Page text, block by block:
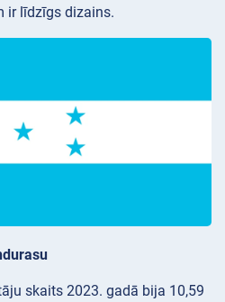
ir līdzīgs dizains.
skaits 2023. gadā bija 10,59